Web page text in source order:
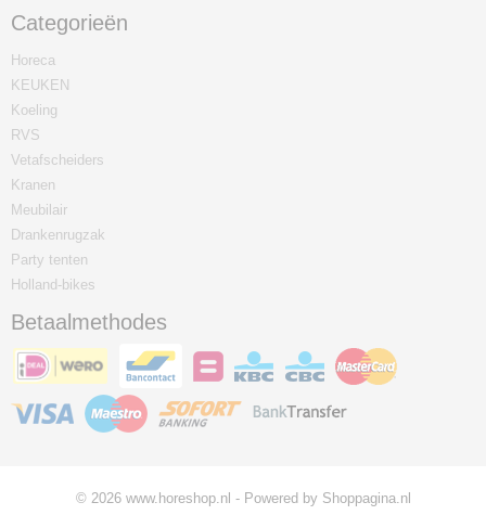
Categorieën
Horeca
KEUKEN
Koeling
RVS
Vetafscheiders
Kranen
Meubilair
Drankenrugzak
Party tenten
Holland-bikes
Betaalmethodes
© 2026 www.horeshop.nl - Powered by Shoppagina.nl